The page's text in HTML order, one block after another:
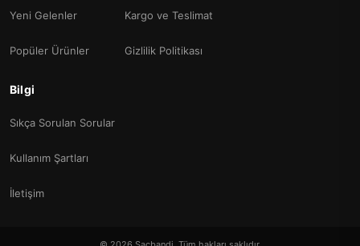
Yeni Gelenler
Popüler Ürünler
Kargo ve Teslimat
Gizlilik Politikası
Bilgi
Sıkça Sorulan Sorular
Kullanım Şartları
İletişim